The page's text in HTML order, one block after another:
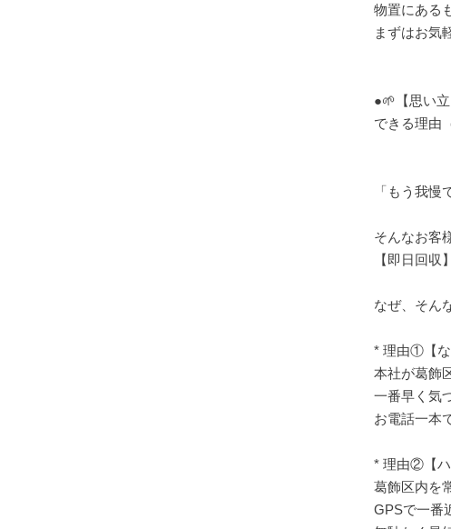
物置にある
まずはお気
●🌱【思い
できる理由
「もう我慢
そんなお客
【即日回収
なぜ、そん
* 理由①【な
本社が葛飾
一番早く気
お電話一本
* 理由②【ハ
葛飾区内を
GPSで一番